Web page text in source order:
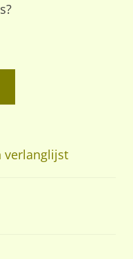
verlanglijst